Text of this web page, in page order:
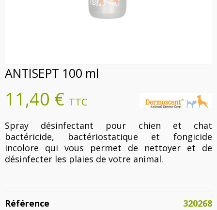
ANTISEPT 100 ml
11,40 € TTC
Spray désinfectant pour chien et chat
bactéricide, bactériostatique et fongicide
incolore qui vous permet de nettoyer et de
désinfecter les plaies de votre animal.
Référence 320268